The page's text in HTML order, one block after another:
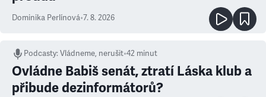
Dominika Perlínová•7. 8. 2026
Podcasty:Vládneme, nerušit•42 minut
Ovládne Babiš senát, ztratí Láska klub a
přibude dezinformátorů?